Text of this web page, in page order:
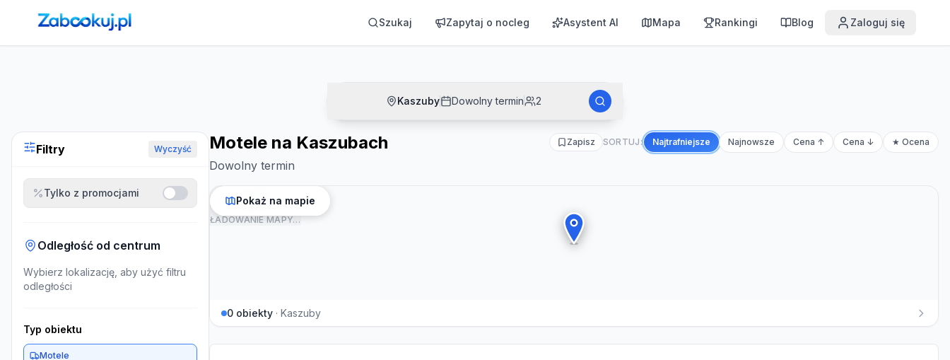
Strona główna ›Noclegi Szukaj Zapytaj o nocleg Asystent AI Mapa Rankingi Blog Zaloguj się
Kaszuby Dowolny termin 2
Filtry Wyczyść
Tylko z promocjami
Odległość od centrum
Wybierz lokalizację, aby użyć filtru
odległości
Typ obiektu
Motele
Motele na Kaszubach
Dowolny termin
Zapisz SORTUJ: Najtrafniejsze Najnowsze Cena ↑ Cena ↓ ★ Ocena
ŁADOWANIE MAPY…
Pokaż na mapie
0 obiekty · Kaszuby